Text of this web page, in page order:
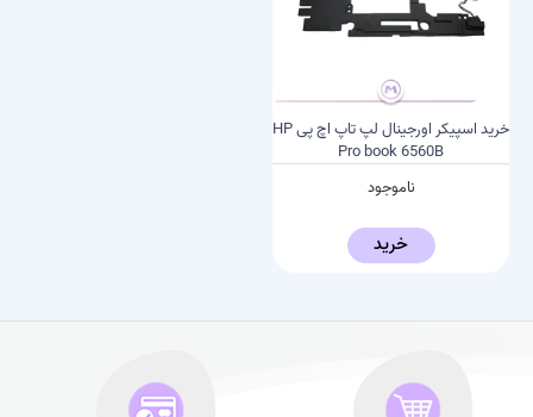
خرید اسپیکر اورجینال لپ تاپ اچ پی HP
Pro book 6560B
ناموجود
خرید